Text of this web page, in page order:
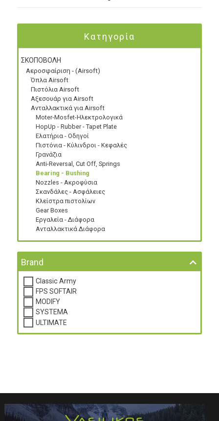
Κατηγορία
ΣΚΟΠΟΒΟΛΗ
Αεροσφαίριση - (Airsoft)
Όπλα Airsoft
Πιστόλια Airsoft
Αξεσουάρ για Airsoft
Ανταλλακτικά για Airsoft
Moter-Mosfet-Ηλεκτρολογικά
HopUp - Rubber - Tapet Plate
Ελατήρια - Οδηγοί
Πιστόνια - Κύλινδροι - Κεφαλές
Γρανάζια
Anti-Reversal, Cut Off, Springs
Bearing - Bushing
Nozzles - Ακροφύσια
Σκανδάλες - Ασφάλειες
Κλείστρα πιστολίων
Gear Boxes
Εργαλεία - Διάφορα
Ανταλλακτικά Διάφορα
Brand
Classic Army
FPS SOFTAIR
MODIFY
SYSTEMA
ULTIMATE